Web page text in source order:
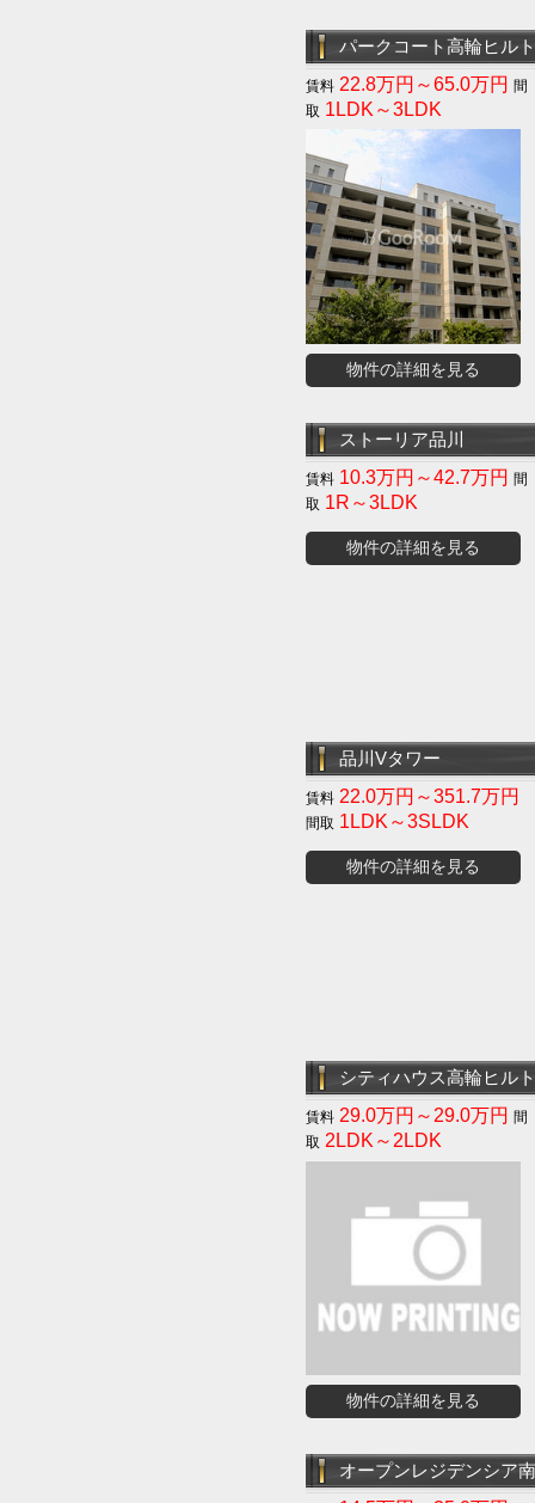
パークコート高輪ヒル
22.8万円～65.0万円
1LDK～3LDK
物件の詳細を見る
ストーリア品川
10.3万円～42.7万円
1R～3LDK
物件の詳細を見る
品川Vタワー
22.0万円～351.7万円
1LDK～3SLDK
物件の詳細を見る
シティハウス高輪ヒル
29.0万円～29.0万円
2LDK～2LDK
物件の詳細を見る
オープンレジデンシア